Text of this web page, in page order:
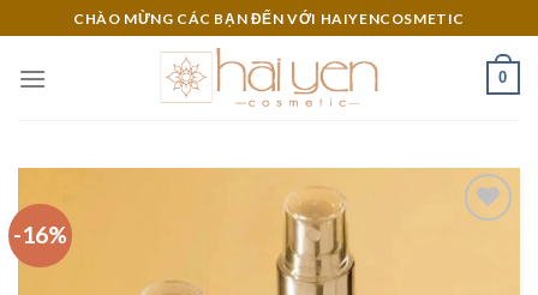
content
CHÀO MỪNG CÁC BẠN ĐẾN VỚI HAIYENCOSMETIC
0
-16%